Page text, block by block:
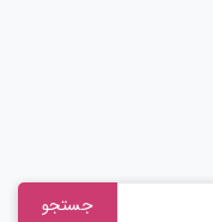
جستجو